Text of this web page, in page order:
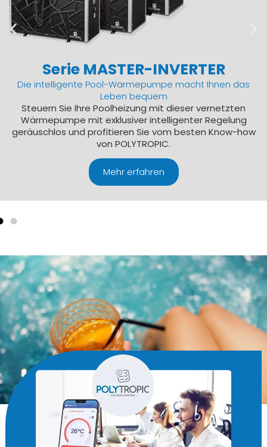
Serie MASTER-INVERTER
Die intelligente Pool-Wärmepumpe macht Ihnen das
Leben bequem
Steuern Sie Ihre Poolheizung mit dieser vernetzten
Wärmepumpe mit exklusiver intelligenter Regelung
geräuschlos und profitieren Sie vom besten Know-how
von POLYTROPIC.
Mehr erfahren